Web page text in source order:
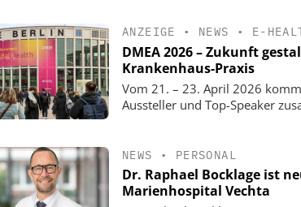
ANZEIGE • NEWS • E-
DMEA 2026 – Zukunft
Krankenhaus-Praxis
Vom 21. – 23. April 2026
Aussteller und Top-Speaker
NEWS • PERSONAL
Dr. Raphael Bocklage ist
Marienhospital Vechta